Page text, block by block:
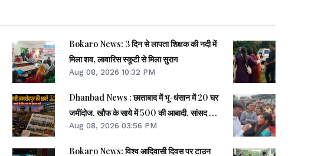
Bokaro News: 3 दिन से लापता शिक्षक की नदी में
मिला शव, लावारिस स्कूटी से मिला सुराग
Aug 08, 2026 10:32 PM
Dhanbad News : छाताबाद में भू-धंसान में 20 घर
जमींदोज, खौफ के साये में 500 की आबादी, सांसद को
झेलना पड़ा गुस्सा
Aug 08, 2026 03:56 PM
Bokaro News: विश्व आदिवासी दिवस पर टाउन